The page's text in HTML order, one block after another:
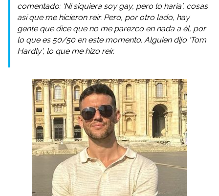
comentado: ‘Ni siquiera soy gay, pero lo haría’, cosas
así que me hicieron reír. Pero, por otro lado, hay
gente que dice que no me parezco en nada a él, por
lo que es 50/50 en este momento. Alguien dijo ‘Tom
Hardly’, lo que me hizo reír.